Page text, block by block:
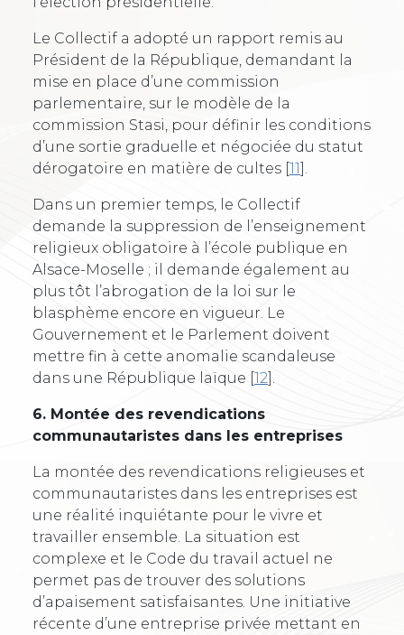
Le Collectif a adopté un rapport remis au
Président de la République, demandant la
mise en place d’une commission
parlementaire, sur le modèle de la
commission Stasi, pour définir les conditions
d’une sortie graduelle et négociée du statut
dérogatoire en matière de cultes [11]
Dans un premier temps, le Collectif
demande la suppression de l’enseignement
religieux obligatoire à l’école publique en
Alsace-Moselle ; il demande également au
plus tôt l’abrogation de la loi sur le
blasphème encore en vigueur. Le
Gouvernement et le Parlement doivent
mettre fin à cette anomalie scandaleuse
dans une République laïque [12]
6. Montée des revendications
communautaristes dans les entreprises
La montée des revendications religieuses et
communautaristes dans les entreprises est
une réalité inquiétante pour le vivre et
travailler ensemble. La situation est
complexe et le Code du travail actuel ne
permet pas de trouver des solutions
d’apaisement satisfaisantes. Une initiative
récente d’une entreprise privée mettant en